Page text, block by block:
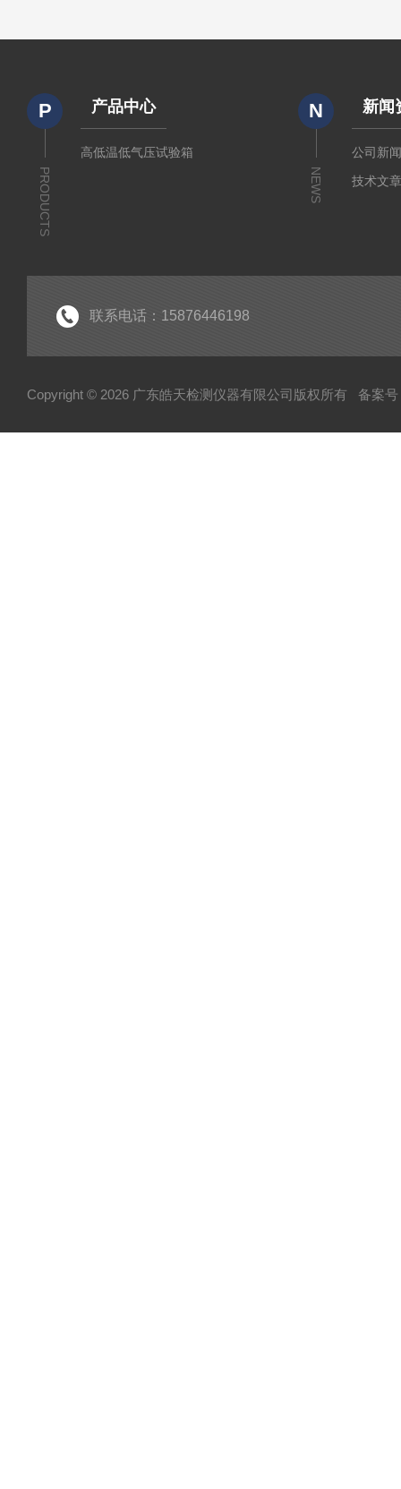
P
PRODUCTS
产品中心
高低温低气压试验箱
N
NEWS
新闻
公司新
技术文
联系电话：15876446198
Copyright © 2026 广东皓天检测仪器有限公司版权所有 备案号